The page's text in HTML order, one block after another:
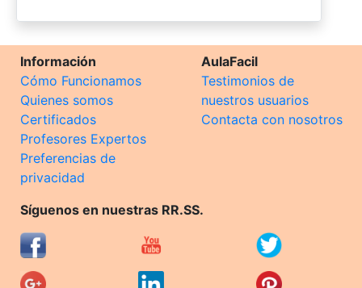
Información
Cómo Funcionamos
Quienes somos
Certificados
Profesores Expertos
Preferencias de
privacidad
AulaFacil
Testimonios de
nuestros usuarios
Contacta con nosotros
Síguenos en nuestras RR.SS.